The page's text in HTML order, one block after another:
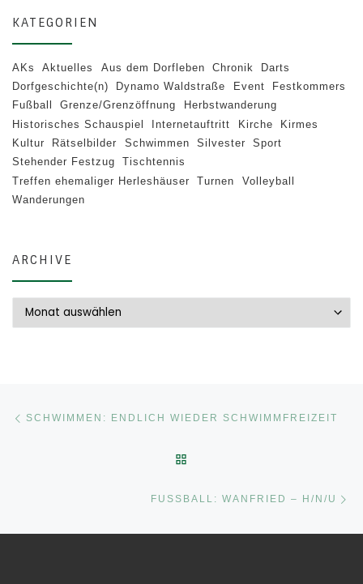
KATEGORIEN
AKs Aktuelles Aus dem Dorfleben Chronik
Darts
Dorfgeschichte(n)
Dynamo Waldstraße Event
Festkommers
Fußball
Grenze/Grenzöffnung
Herbstwanderung
Historisches Schauspiel
Internetauftritt Kirche
Kirmes
Kultur
Rätselbilder Schwimmen Silvester
Sport
Stehender Festzug
Tischtennis
Treffen ehemaliger Herleshäuser
Turnen
Volleyball
Wanderungen
ARCHIVE
Beitragsnavigation
SCHWIMMEN: ENDLICH WIEDER SCHWIMMFREIZEIT
FUSSBALL: WANFRIED – H/N/U